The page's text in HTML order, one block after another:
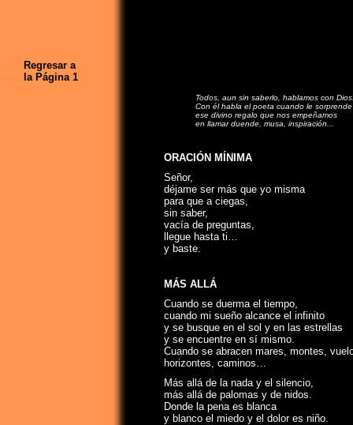
Regresar a
la Página 1
Todos, aun sin saberlo, hablamos con
Con él habla el poeta cuando le sorprende
ese divino regalo que nos empeñamos
en llamar duende, musa, inspiración...
ORACIÓN MÍNIMA
Señor,
déjame ser más que yo misma
para que a ciegas,
sin saber,
vacía de preguntas,
llegue hasta ti…
y baste.
MÁS ALLÁ
Cuando se duerma el tiempo,
cuando mi sueño alcance el infinito
y se busque en el sol y en las estrellas
y se encuentre en sí mismo.
Cuando se abracen mares, montes,
horizontes, caminos…
Más allá de la nada y el silencio,
más allá de palomas y de nidos.
Donde la pena es blanca
y blanco el miedo y el dolor es niño.